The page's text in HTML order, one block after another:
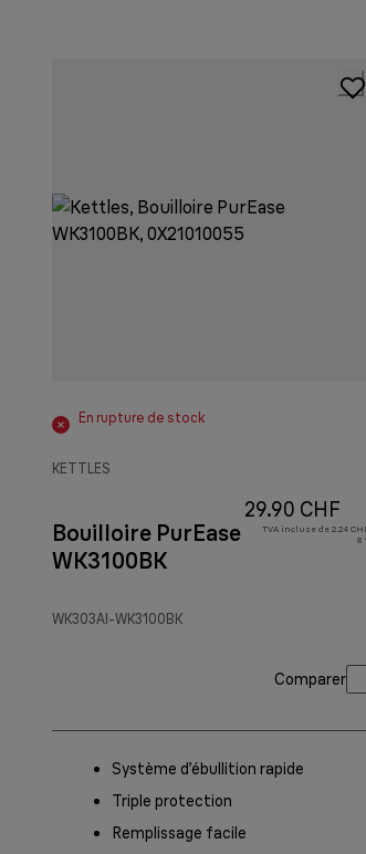
En rupture de stock
KETTLES
Bouilloire PurEase
WK3100BK
WK303AI-WK3100BK
29.90 CHF
TVA incluse de 2.24
8
Comparer
Système d’ébullition rapide
Triple protection
Remplissage facile